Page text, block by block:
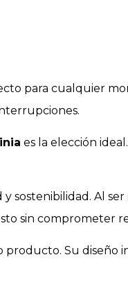
para cualquier
es la elección
sostenibilidad. Al ser
sin comprometer
Su diseño